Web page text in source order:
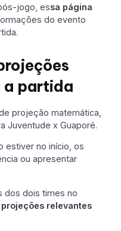
jogo, essa página
do evento
a partida
projeção matemática,
Juventude x Guaporé.
estiver no início, os
ou apresentar
dos dois times no
projeções relevantes